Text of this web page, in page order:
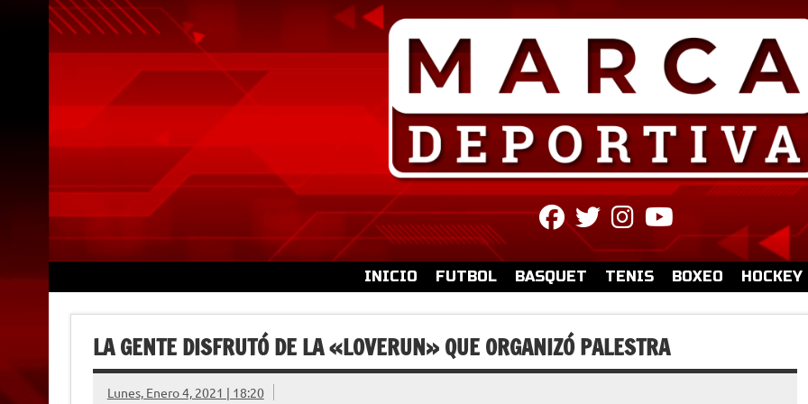
fab
fa-
facebook
fab
fa-
twitter
fab
fa-
instagram
fa-
youtube
INICIO FUTBOL BASQUET TENIS BOXEO HOCKEY
LA GENTE DISFRUTÓ DE LA «LOVERUN» QUE ORGANIZÓ PALESTRA
Lunes, Enero 4, 2021 | 18:20